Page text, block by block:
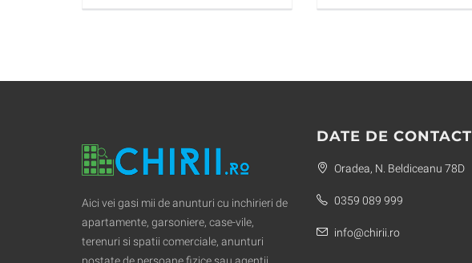
Aici vei gasi mii de anunturi cu inchirieri de
apartamente, garsoniere, case-vile,
terenuri si spatii comerciale, anunturi
DATE DE CONTACT
Oradea, N. Beldiceanu 78D
0359 089 999
info@chirii.ro